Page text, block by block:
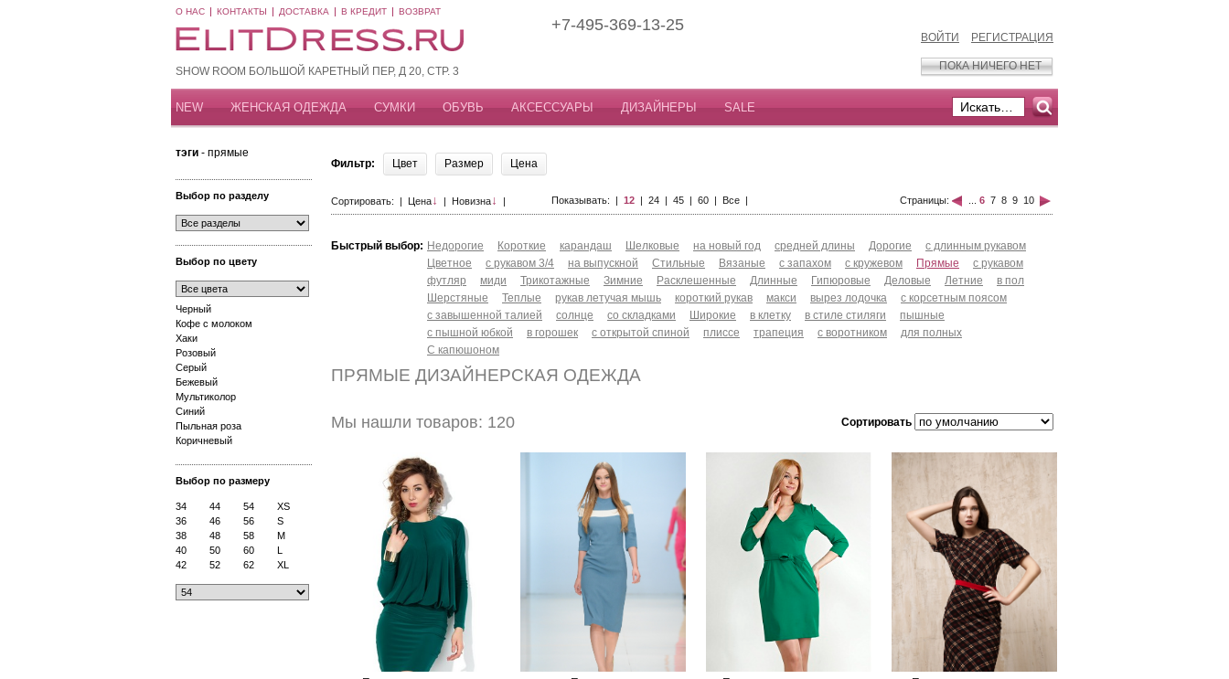
О НАС КОНТАКТЫ ДОСТАВКА В КРЕДИТ ВОЗВРАТ
SHOW ROOM БОЛЬШОЙ КАРЕТНЫЙ ПЕР, Д 20, СТР. 3
+7-495-369-13-25
ВОЙТИ РЕГИСТРАЦИЯ
ПОКА НИЧЕГО НЕТ
NEW ЖЕНСКАЯ ОДЕЖДА СУМКИ ОБУВЬ АКСЕССУАРЫ ДИЗАЙНЕРЫ SALE
тэги - прямые
Выбор по разделу
Выбор по цвету
Черный
Кофе с молоком
Хаки
Розовый
Серый
Бежевый
Мультиколор
Синий
Пыльная роза
Коричневый
Выбор по размеру
34 44 54
XS
36
46 56
S
38
48 58
M
40
50 60
L
42
52 62 XL
Фильтр: Цвет Размер Цена
Сортировать: | Цена↓ | Новизна↓ | Показывать: | 12 | 24 | 45 | 60 | Все | Страницы: 6 7 8 9 10
Быстрый выбор: Недорогие Короткие карандаш Шелковые на новый год средней длины Дорогие
с длинным рукавом
Цветное
с рукавом 3/4 на выпускной Стильные Вязаные с запахом с кружевом Прямые
с рукавом
футляр
миди Трикотажные Зимние Расклешенные Длинные Гипюровые Деловые Летние
в пол
Шерстяные
Теплые рукав летучая мышь короткий рукав макси вырез лодочка
с корсетным поясом
с завышенной талией
солнце со складками Широкие в клетку в стиле стиляги
пышные
с пышной юбкой
в горошек с открытой спиной плиссе трапеция с воротником
для полных
С капюшоном
ПРЯМЫЕ ДИЗАЙНЕРСКАЯ ОДЕЖДА
Мы нашли товаров: 120 Сортировать